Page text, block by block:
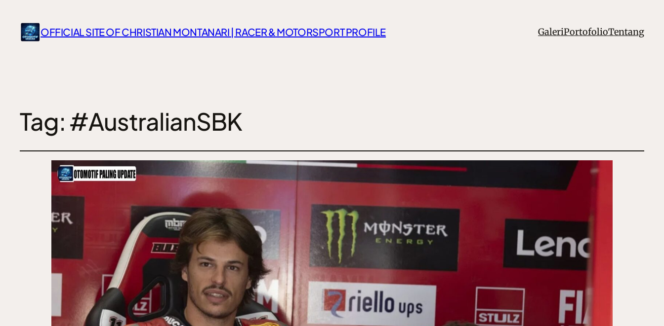
OFFICIAL SITE OF CHRISTIAN MONTANARI | RACER & MOTORSPORT PROFILE GaleriPortofolioTentang
Tag: #AustralianSBK